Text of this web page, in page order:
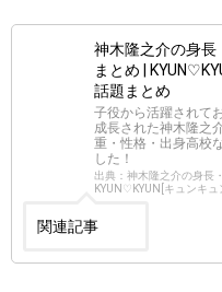
神木隆之介の身長
まとめ |
話題まとめ
子役から活躍されて
成長された神木隆之
重・性格・出身高校
した！
出典：神木隆之介の身長
KYUN♡KYUN[キュンキ
関連記事